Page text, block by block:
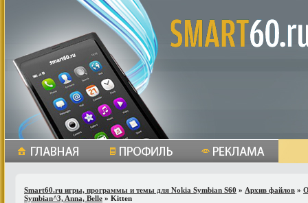
Smart60.ru игры, программы и темы для Nokia Symbian S60 » Архив файлов »
Symbian^3, Anna, Belle » Kitten